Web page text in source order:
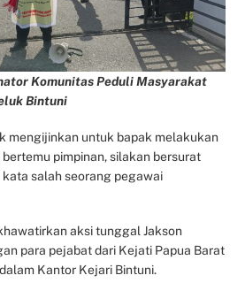
Komunitas Peduli Masyarakat
Bintuni
mengijinkan untuk bapak melakukan
pimpinan, silakan bersurat
kata salah seorang pegawai
aksi tunggal Jakson
para pejabat dari Kejati Papua Barat
Kantor Kejari Bintuni.